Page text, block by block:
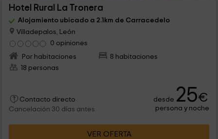
Hotel Rural La Tronera
Alojamiento ubicado a 2.1km de Carracedelo
Villadepalos, León
0 opiniones
Por habitaciones
8 habitaciones
18 personas
Contacto directo
Cancelación 30 días antes
desde 25€
persona y noche
VER OFERTA